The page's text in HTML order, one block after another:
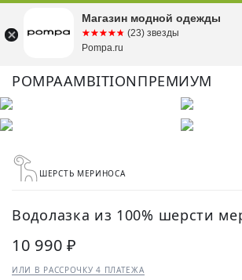
POMPAAMBITIONПРЕМИУМ
ШЕРСТЬ МЕРИНОСА
Водолазка из 100% шерсти
10 990 ₽
ИЛИ В РАССРОЧКУ 4 ПЛАТЕЖА
Магазин модной одежды
☆☆☆☆☆
★★★★★ (23) звезды
Pompa.ru